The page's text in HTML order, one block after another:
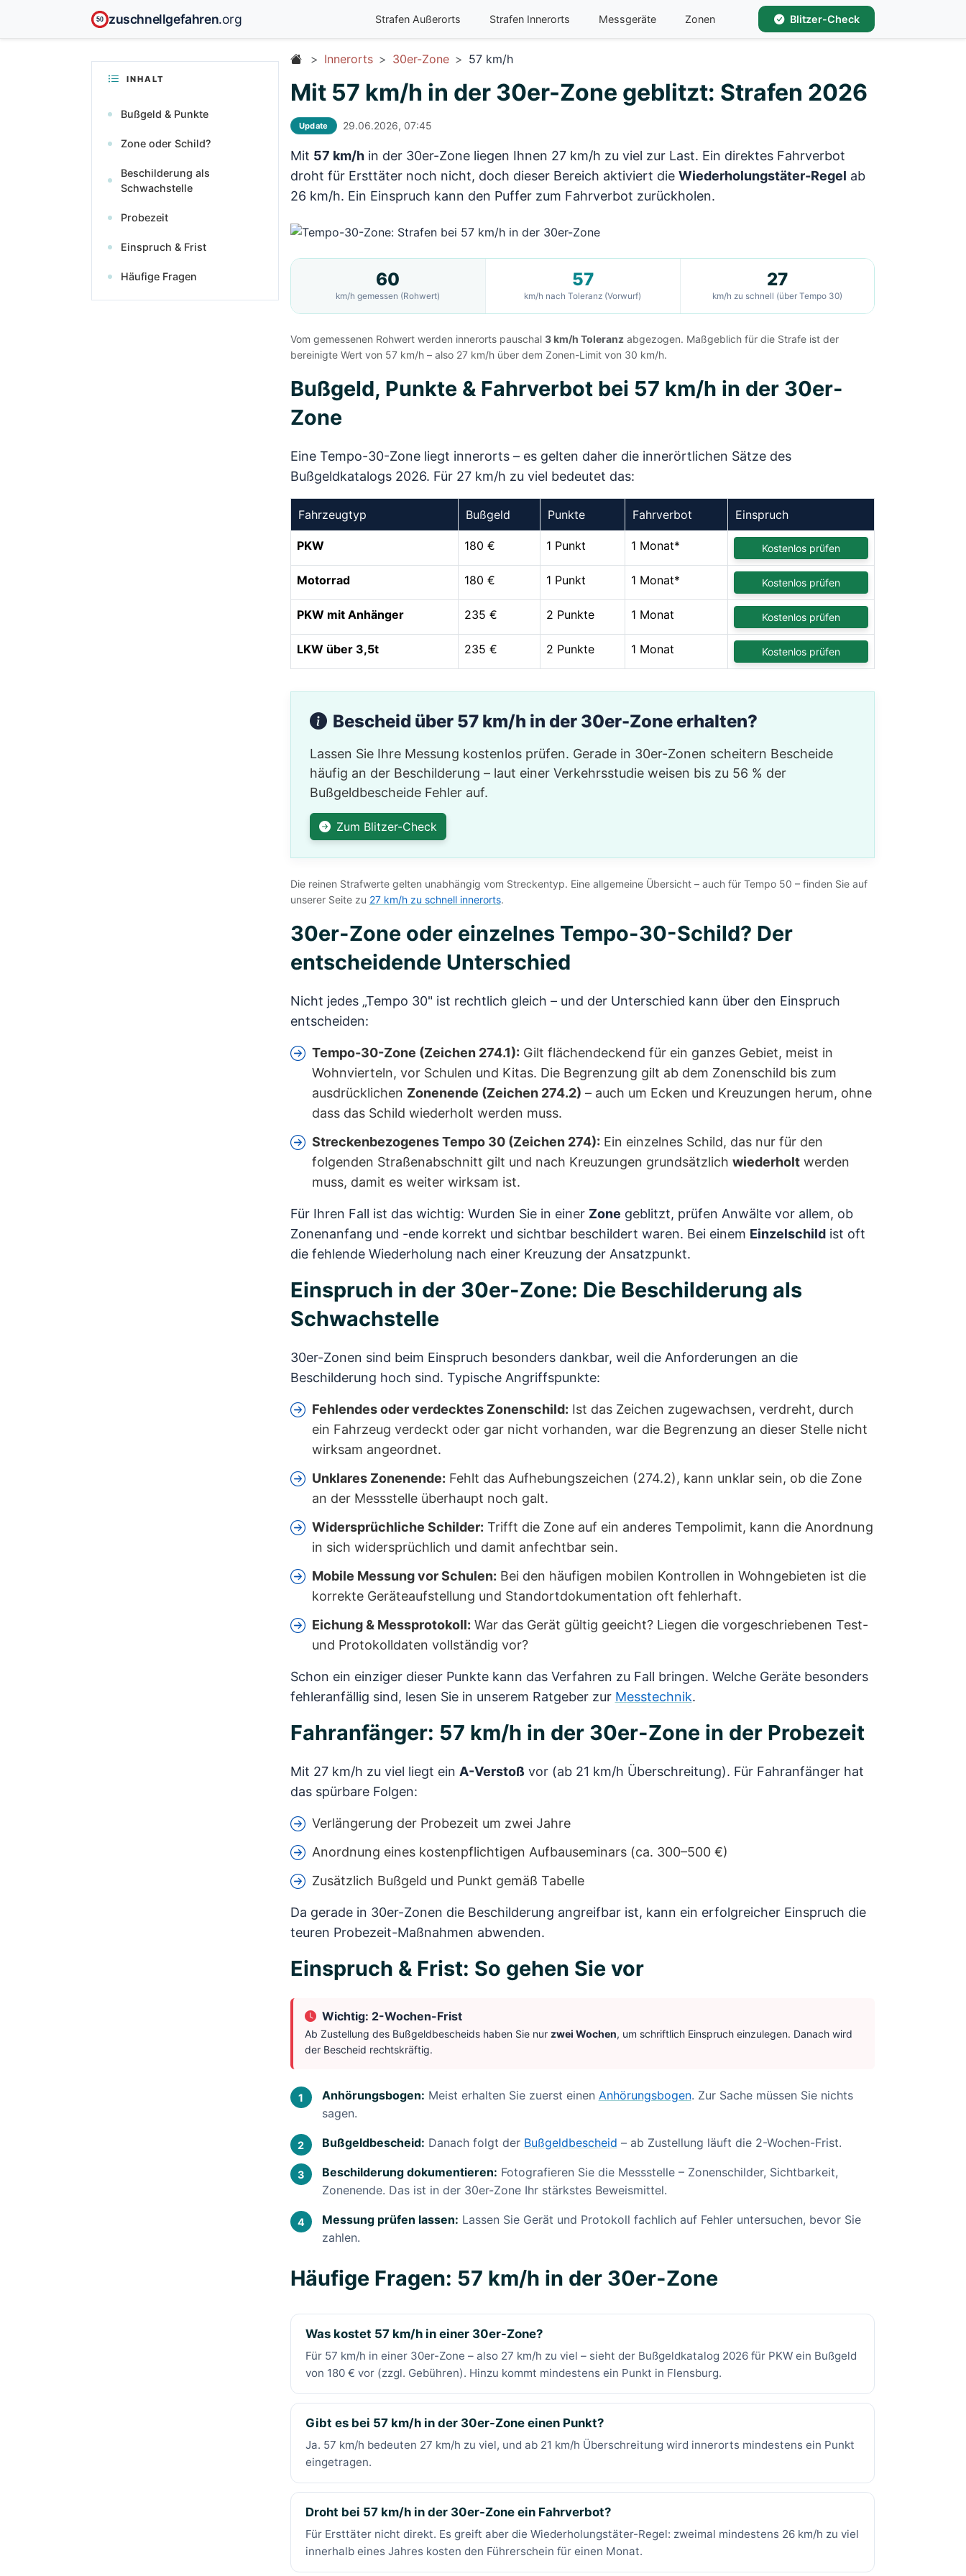
50 zuschnellgefahren.org Strafen Außerorts Strafen Innerorts Messgeräte Zonen Blitzer-Check
INHALT
Bußgeld & Punkte
Zone oder Schild?
Beschilderung als
Schwachstelle
Probezeit
Einspruch & Frist
Häufige Fragen
Innerorts 30er-Zone 57 km/h
Mit 57 km/h in der 30er-Zone geblitzt: Strafen 2026
Update 29.06.2026, 07:45
Mit 57 km/hin der 30er-Zone liegen Ihnen 27 km/h zu viel zur Last. Ein direktes Fahrverbot
droht für Ersttäter noch nicht, doch dieser Bereich aktiviert die Wiederholungstäter-Regel ab
26 km/h. Ein Einspruch kann den Puffer zum Fahrverbot zurückholen.
60
km/h gemessen (Rohwert)
57
km/h nach Toleranz (Vorwurf)
27
km/h zu schnell (über Tempo 30)
Vom gemessenen Rohwert werden innerorts pauschal 3 km/h Toleranzabgezogen. Maßgeblich für die Strafe ist der
bereinigte Wert von 57 km/h – also 27 km/h über dem Zonen-Limit von 30 km/h.
Bußgeld, Punkte & Fahrverbot bei 57 km/h in der 30er-
Zone
Eine Tempo-30-Zone liegt innerorts – es gelten daher die innerörtlichen Sätze des
Bußgeldkatalogs 2026. Für 27 km/h zu viel bedeutet das:
Fahrzeugtyp Bußgeld Punkte Fahrverbot Einspruch
PKW 180 € 1 Punkt 1 Monat* Kostenlos prüfen
Motorrad 180 € 1 Punkt 1 Monat* Kostenlos prüfen
PKW mit Anhänger 235 € 2 Punkte 1 Monat Kostenlos prüfen
LKW über 3,5t 235 € 2 Punkte 1 Monat Kostenlos prüfen
Bescheid über 57 km/h in der 30er-Zone erhalten?
Lassen Sie Ihre Messung kostenlos prüfen. Gerade in 30er-Zonen scheitern Bescheide
häufig an der Beschilderung – laut einer Verkehrsstudie weisen bis zu 56 % der
Bußgeldbescheide Fehler auf.
Zum Blitzer-Check
Die reinen Strafwerte gelten unabhängig vom Streckentyp. Eine allgemeine Übersicht – auch für Tempo 50 – finden Sie auf
unserer Seite zu 27 km/h zu schnell innerorts.
30er-Zone oder einzelnes Tempo-30-Schild? Der
entscheidende Unterschied
Nicht jedes „Tempo 30" ist rechtlich gleich – und der Unterschied kann über den Einspruch
entscheiden:
Tempo-30-Zone (Zeichen 274.1): Gilt flächendeckend für ein ganzes Gebiet, meist in
Wohnvierteln, vor Schulen und Kitas. Die Begrenzung gilt ab dem Zonenschild bis zum
ausdrücklichen Zonenende (Zeichen 274.2) – auch um Ecken und Kreuzungen herum, ohne
dass das Schild wiederholt werden muss.
Streckenbezogenes Tempo 30 (Zeichen 274): Ein einzelnes Schild, das nur für den
folgenden Straßenabschnitt gilt und nach Kreuzungen grundsätzlich wiederholtwerden
muss, damit es weiter wirksam ist.
Für Ihren Fall ist das wichtig: Wurden Sie in einer Zone geblitzt, prüfen Anwälte vor allem, ob
Zonenanfang und -ende korrekt und sichtbar beschildert waren. Bei einem Einzelschildist oft
die fehlende Wiederholung nach einer Kreuzung der Ansatzpunkt.
Einspruch in der 30er-Zone: Die Beschilderung als
Schwachstelle
30er-Zonen sind beim Einspruch besonders dankbar, weil die Anforderungen an die
Beschilderung hoch sind. Typische Angriffspunkte:
Fehlendes oder verdecktes Zonenschild: Ist das Zeichen zugewachsen, verdreht, durch
ein Fahrzeug verdeckt oder gar nicht vorhanden, war die Begrenzung an dieser Stelle nicht
wirksam angeordnet.
Unklares Zonenende: Fehlt das Aufhebungszeichen (274.2), kann unklar sein, ob die Zone
an der Messstelle überhaupt noch galt.
Widersprüchliche Schilder: Trifft die Zone auf ein anderes Tempolimit, kann die Anordnung
in sich widersprüchlich und damit anfechtbar sein.
Mobile Messung vor Schulen: Bei den häufigen mobilen Kontrollen in Wohngebieten ist die
korrekte Geräteaufstellung und Standortdokumentation oft fehlerhaft.
Eichung & Messprotokoll: War das Gerät gültig geeicht? Liegen die vorgeschriebenen Test-
und Protokolldaten vollständig vor?
Schon ein einziger dieser Punkte kann das Verfahren zu Fall bringen. Welche Geräte besonders
fehleranfällig sind, lesen Sie in unserem Ratgeber zur Messtechnik.
Fahranfänger: 57 km/h in der 30er-Zone in der Probezeit
Mit 27 km/h zu viel liegt ein A-Verstoßvor (ab 21 km/h Überschreitung). Für Fahranfänger hat
das spürbare Folgen:
Verlängerung der Probezeit um zwei Jahre
Anordnung eines kostenpflichtigen Aufbauseminars (ca. 300–500 €)
Zusätzlich Bußgeld und Punkt gemäß Tabelle
Da gerade in 30er-Zonen die Beschilderung angreifbar ist, kann ein erfolgreicher Einspruch die
teuren Probezeit-Maßnahmen abwenden.
Einspruch & Frist: So gehen Sie vor
Wichtig: 2-Wochen-Frist
Ab Zustellung des Bußgeldbescheids haben Sie nur zwei Wochen, um schriftlich Einspruch einzulegen. Danach wird
der Bescheid rechtskräftig.
Anhörungsbogen: Meist erhalten Sie zuerst einen Anhörungsbogen. Zur Sache müssen Sie nichts
sagen.
Bußgeldbescheid: Danach folgt der Bußgeldbescheid – ab Zustellung läuft die 2-Wochen-Frist.
Beschilderung dokumentieren: Fotografieren Sie die Messstelle – Zonenschilder, Sichtbarkeit,
Zonenende. Das ist in der 30er-Zone Ihr stärkstes Beweismittel.
Messung prüfen lassen: Lassen Sie Gerät und Protokoll fachlich auf Fehler untersuchen, bevor Sie
zahlen.
Häufige Fragen: 57 km/h in der 30er-Zone
Was kostet 57 km/h in einer 30er-Zone?
Für 57 km/h in einer 30er-Zone – also 27 km/h zu viel – sieht der Bußgeldkatalog 2026 für PKW ein Bußgeld
von 180 € vor (zzgl. Gebühren). Hinzu kommt mindestens ein Punkt in Flensburg.
Gibt es bei 57 km/h in der 30er-Zone einen Punkt?
Ja. 57 km/h bedeuten 27 km/h zu viel, und ab 21 km/h Überschreitung wird innerorts mindestens ein Punkt
eingetragen.
Droht bei 57 km/h in der 30er-Zone ein Fahrverbot?
Für Ersttäter nicht direkt. Es greift aber die Wiederholungstäter-Regel: zweimal mindestens 26 km/h zu viel
innerhalb eines Jahres kosten den Führerschein für einen Monat.